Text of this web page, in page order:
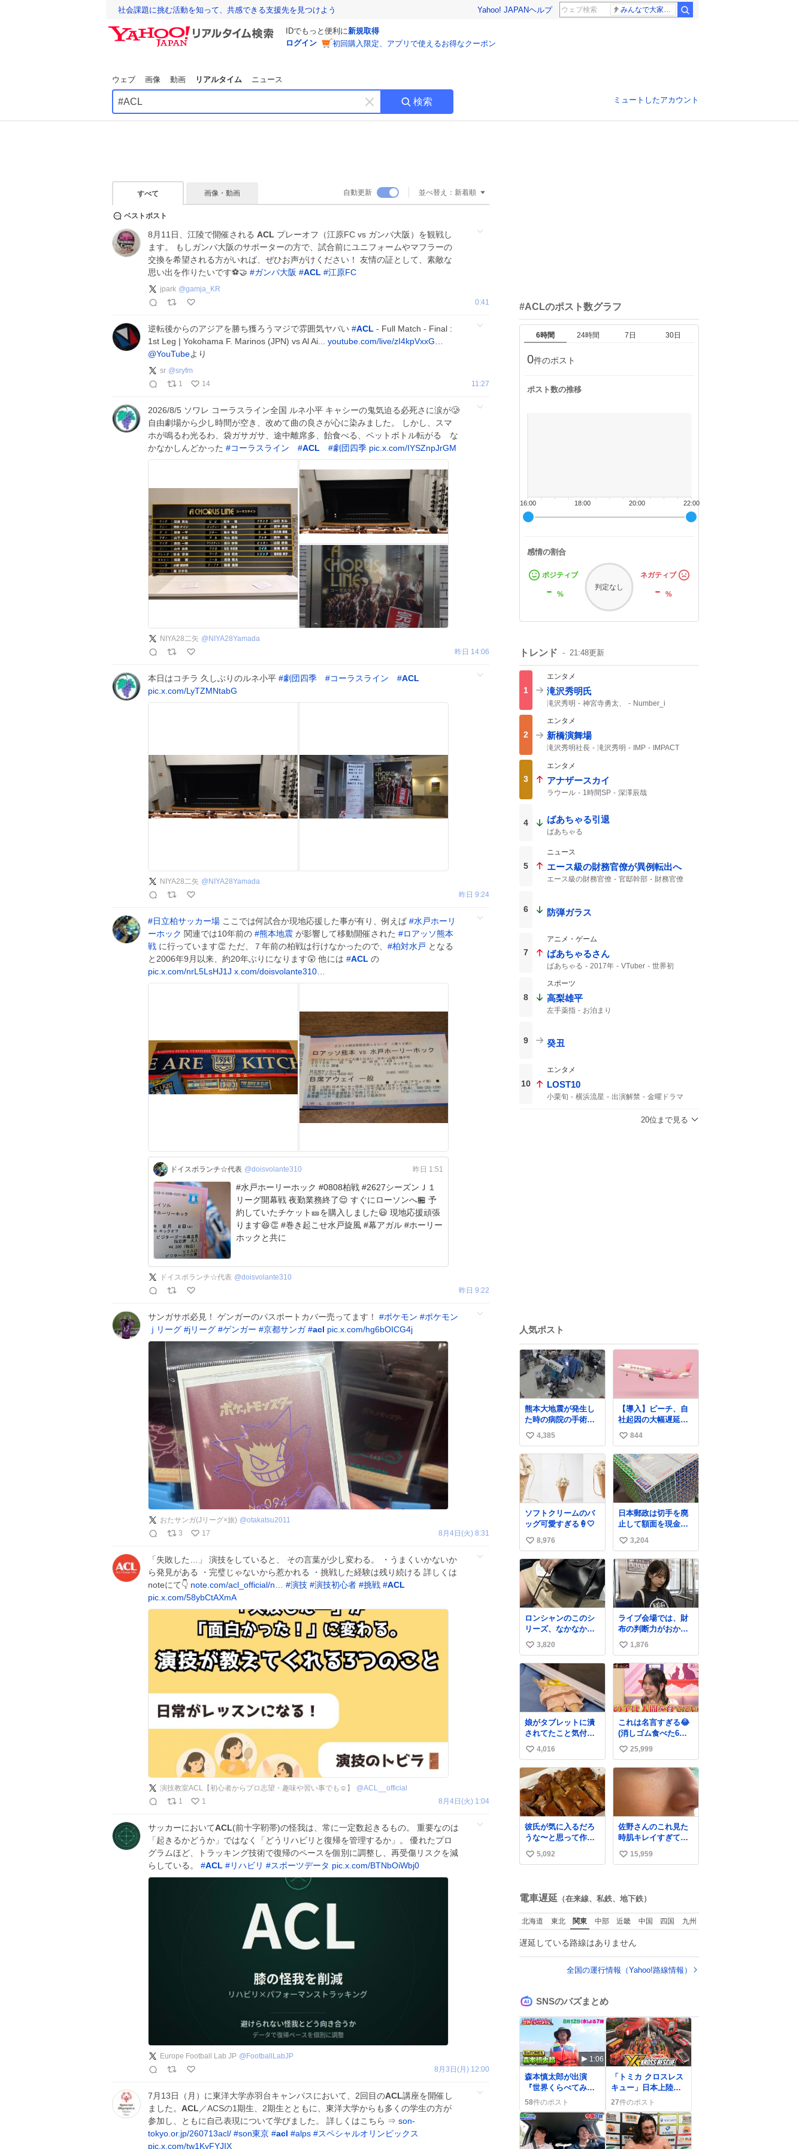
社会課題に挑む活動を知って、共感できる支援先を見つけよう Yahoo! JAPANヘルプ みんなで大家さん 2881億円
IDでもっと便利に新規取得
ログイン
初回購入限定、アプリで使えるお得なクーポン
ウェブ 画像 動画 リアルタイム ニュース
キ
ー
す
検索 ミュートしたアカウント
すべて 画像・動画 自動更新 並べ替え： 新着順
ベストポスト
8月11日、江陵で開催される ACL プレーオフ（江原FC vs ガンバ大阪）を観戦し
ます。 もしガンバ大阪のサポーターの方で、試合前にユニフォームやマフラーの
交換を希望される方がいれば、ぜひお声がけください！ 友情の証として、素敵な
思い出を作りたいです⚽🤝 #ガンバ大阪 #ACL #江原FC
jpark @gamja_KR
0:41
逆転後からのアジアを勝ち獲ろうマジで雰囲気ヤバい #ACL - Full Match - Final :
1st Leg | Yokohama F. Marinos (JPN) vs Al Ai... youtube.com/live/zI4kpVxxG…
@YouTubeより
sr @sryfm
1
14 11:27
2026/8/5 ソワレ コーラスライン全国 ルネ小平 キャシーの鬼気迫る必死さに涙が🥲
自由劇場から少し時間が空き、改めて曲の良さが心に染みました。 しかし、スマ
ホが鳴るわ光るわ、袋ガサガサ、途中離席多、飴食べる、ペットボトル転がる な
かなかしんどかった #コーラスライン #ACL #劇団四季 pic.x.com/IYSZnpJrGM
NIYA28二矢 @ NIYA28Yamada
昨日 14:06
本日はコチラ 久しぶりのルネ小平 #劇団四季 #コーラスライン #ACL
pic.x.com/LyTZMNtabG
NIYA28二矢 @ NIYA28Yamada
昨日 9:24
#日立柏サッカー場 ここでは何試合か現地応援した事が有り、例えば #水戸ホーリ
ーホック 関連では10年前の #熊本地震 が影響して移動開催された #ロアッソ熊本
戦 に行っています👏 ただ、７年前の柏戦は行けなかったので、 #柏対水戸 となる
と2006年9月以来、約20年ぶりになります😲 他には #ACL の
pic.x.com/nrL5LsHJ1J x.com/doisvolante310…
ドイスボランチ☆代表 @doisvolante310 昨日 1:51
#水戸ホーリーホック #0808柏戦 #2627シーズンＪ１
リーグ開幕戦 夜勤業務終了😌 すぐにローソンへ🏪 予
約していたチケット🎫を購入しました😃 現地応援頑張
ります😆👏 #巻き起こせ水戸旋風 #幕アガル #ホーリー
ホックと共に
ドイスボランチ☆代表 @doisvolante310
昨日 9:22
サンガサポ必見！ ゲンガーのパスポートカバー売ってます！ #ポケモン #ポケモン
ｊリーグ #jリーグ #ゲンガー #京都サンガ #acl pic.x.com/hg6bOICG4j
おたサンガ(Jリーグ×旅) @otakatsu2011
3
17 8月4日(火) 8:31
「失敗した…」 演技をしていると、 その言葉が少し変わる。 ・うまくいかないか
ら発見がある ・完璧じゃないから惹かれる ・挑戦した経験は残り続ける 詳しくは
noteにて👇 note.com/acl_official/n… #演技 #演技初心者 #挑戦 #ACL
pic.x.com/58ybCtAXmA
演技教室ACL【初心者からプロ志望・趣味や習い事でも☺️】 @ACL__official
1
1 8月4日(火) 1:04
サッカーにおいてACL(前十字靭帯)の怪我は、常に一定数起きるもの。 重要なのは
「起きるかどうか」ではなく「どうリハビリと復帰を管理するか」。 優れたプロ
グラムほど、トラッキング技術で復帰のペースを個別に調整し、再受傷リスクを減
らしている。 #ACL #リハビリ #スポーツデータ pic.x.com/BTNbOiWbj0
Europe Football Lab JP @ FootballLabJP
8月3日(月) 12:00
7月13日（月）に東洋大学赤羽台キャンパスにおいて、2回目のACL講座を開催し
ました。 ACL ／ACSの1期生、2期生とともに、東洋大学からも多くの学生の方が
参加し、ともに自己表現について学びました。 詳しくはこちら ⇒ son-
tokyo.or.jp/260713acl/ #son東京 #acl #alps #スペシャルオリンピックス
pic.x.com/tw1KyFYJIX
#ACLのポスト数グラフ
6時間 24時間 7日 30日
0件のポスト
ポスト数の推移
22:00
20:00
18:00
16:00
感情の割合
ポジティブ
- %
判定なし
ネガティブ
-%
トレンド 21:48更新
1
エンタメ
滝沢秀明氏
滝沢秀明 神宮寺勇太、 Number_i
2
エンタメ
新橋演舞場
滝沢秀明社長 滝沢秀明 IMP
IMPACT
3
エンタメ
アナザースカイ
ラウール 1時間SP 深澤辰哉
4 ばあちゃる引退
ばあちゃる
5
ニュース
エース級の財務官僚が異例転出へ
エース級の財務官僚 官邸幹部 財務官僚
6 防弾ガラス
7
アニメ・ゲーム
ばあちゃるさん
ばあちゃる 2017年 VTuber 世界初
8
スポーツ
高梨雄平
左手薬指 お泊まり
9 癸丑
10
エンタメ
LOST10
小栗旬 横浜流星 出演解禁
金曜ドラマ
20位まで見る
人気ポスト
熊本大地震が発生し
た時の病院の手術室
の映像が公開されて
いたがとにかく怖す
ぎる
x.com/nhk_news/sta
tu…
news.web.nhk/news
web/na/na-… #熊本
#大地震 #手術室
い
い
ね
数
4,385
【導入】ピーチ、自
社起因の大幅遅延・
欠航に「補償」開始
へ
news.livedoor.com/
article/detail… 同社
に起因する理由によ
って大幅遅延や欠航
が発生した場合、乗
客が負担した宿泊費
や交通費を、領収書
の事後申請に基づ
き、国内線は1人あた
り上限1万円、国際線
は上限2万円まで支払
う。
い
い
ね
数
844
ソフトクリームのバ
ッグ可愛すぎる🍦🤍
い
い
ね
数
8,976
日本郵政は切手を廃
止して額面を現金で
払い戻せ2026 #日本
郵政
@JapanPostHD_PR
い
い
ね
数
3,204
ロンシャンのこのシ
リーズ、なかなか安
くならないのにセー
ル価格になってる🖤
✨レザーなのが反則
級にかわいい。持っ
てるだけでコーデが
格上げされる。
い
い
ね
3,820
ライブ会場では、財
布の判断力がおかし
くなる。
い
い
ね
数
1,876
娘がタブレットに潰
されてたこと気付か
なかった。 旦那だけ
は娘の波長を感じ取
れるから声出せずと
もSOSが伝わったら
しい。 急いで旦那が
救出して、泣きじゃ
くる娘に自分も謝っ
て抱きしめようとし
たら、ビンタされて
しまった。3回ほど。
小さい手だけど、地
味に痛い。 その後、
い
い
ね
数
4,016
これは名言すぎる😂
(消しゴム食べた6歳
の弟を思い出しなが
ら)い
い
25,999
彼氏が気に入るだろ
うな〜と思って作っ
たら想像の何倍も美
味しい美味しい言っ
い
数
5,092
佐野さんのこれ見た
時肌キレイすぎてび
っくりしたし、やは
りアイドルって体型･
い
数
15,959
電車遅延 （在来線、私鉄、地下鉄）
北海道 東北 関東 中部 近畿 中国 四国 九州
遅延している路線はありません
全国の運行情報（Yahoo!路線情報）
SNSのバズまとめ
1:06
森本慎太郎が出演
『世界くらべてみた
ら』8/12夏休み特別3
時間スペシャルが話
題に
58件のポスト
「トミカ クロスレス
キュー」日本上陸で
「超楽しみ」ファン
が歓喜
27件のポスト